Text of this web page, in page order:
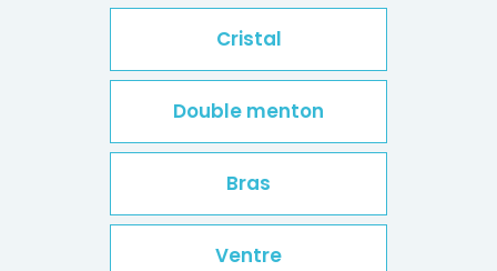
Cristal
Double menton
Bras
Ventre